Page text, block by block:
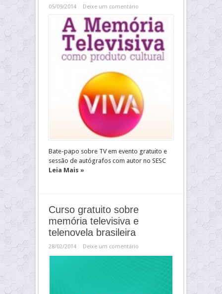
05/09/2014 Deixe um comentário
Bate-papo sobre TV em evento gratuito e
sessão de autógrafos com autor no SESC
Leia Mais »
Curso gratuito sobre
memória televisiva e
telenovela brasileira
28/02/2014 Deixe um comentário